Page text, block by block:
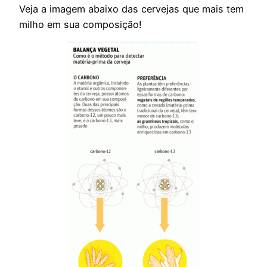
Veja a imagem abaixo das cervejas que mais tem
milho em sua composição!